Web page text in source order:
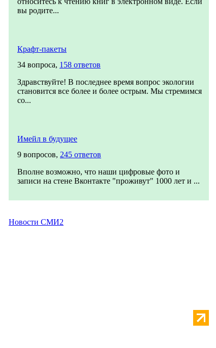
вы родите...
Крафт-пакеты
34 вопроса, 158 ответов
Здравствуйте! В последнее время вопрос экологии
становится все более и более острым. Мы стремимся
со...
Имейл в будущее
9 вопросов, 245 ответов
Вполне возможно, что наши цифровые фото и
записи на стене Вконтакте "проживут" 1000 лет и ...
Новости СМИ2